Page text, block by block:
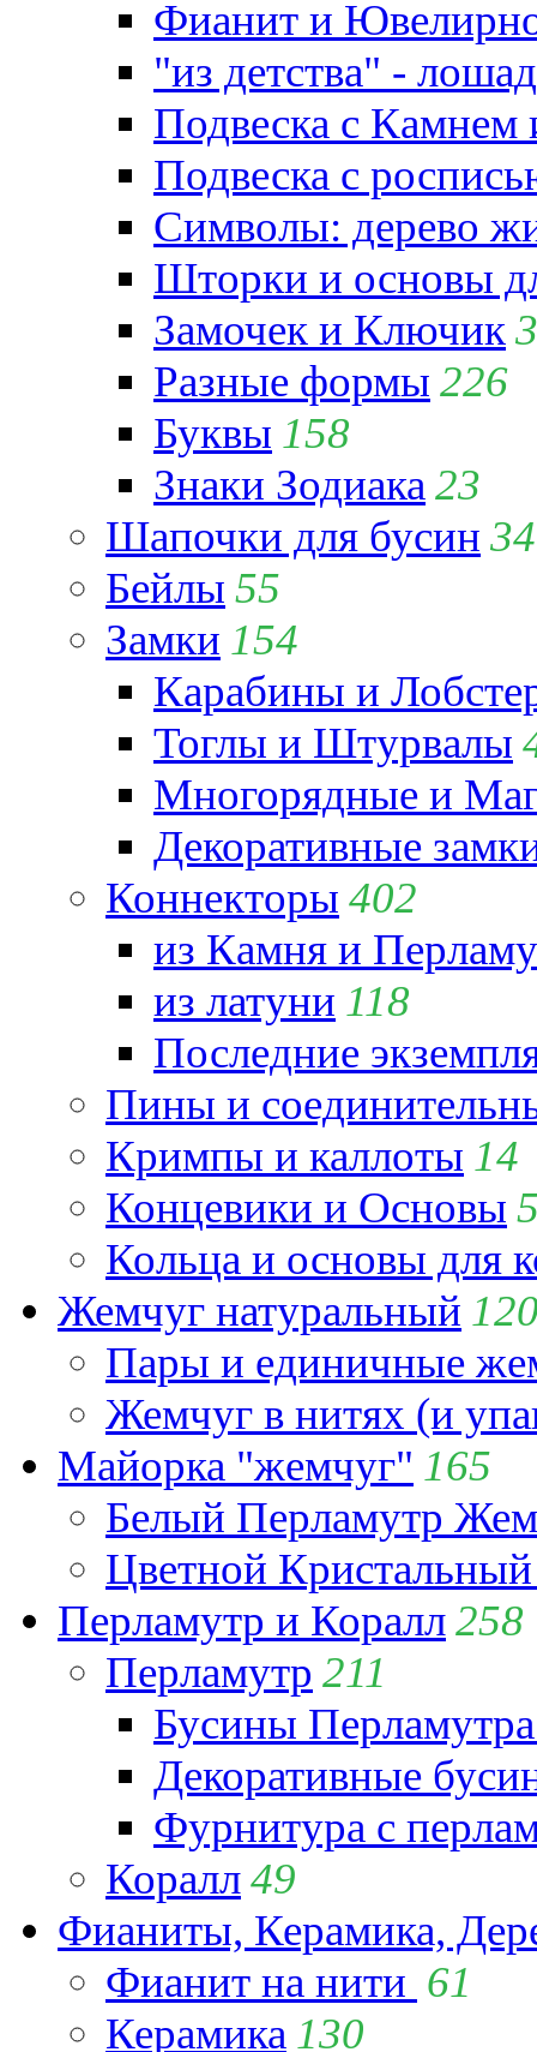
Фианит и
"из детства" -
Подвеска с
Подвеска с
Символы: дерево
Шторки и основы
Замочек и Ключик
Разные формы 226
Буквы 158
Знаки Зодиака 23
Шапочки для бусин 34
Бейлы 55
Замки 154
Карабины и
Тоглы и Штурвалы
Многорядные и
Декоративные
Коннекторы 402
из Камня и
из латуни 118
Последние
Пины и
Кримпы и каллоты 14
Концевики и Основы
Кольца и основы для
Жемчуг натуральный
Пары и единичные
Жемчуг в нитях (и
Майорка "жемчуг" 165
Белый Перламутр
Цветной
Перламутр и Коралл258
Перламутр 211
Бусины
Декоративные
Фурнитура с
Коралл49
Фианиты, Керамика,
Фианит на нити 61
Керамика 130